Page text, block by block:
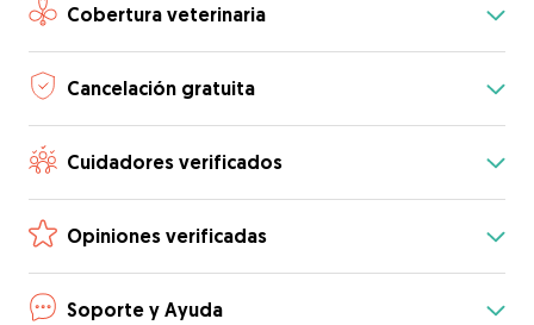
Cobertura veterinaria
Cancelación gratuita
Cuidadores verificados
Opiniones verificadas
Soporte y Ayuda